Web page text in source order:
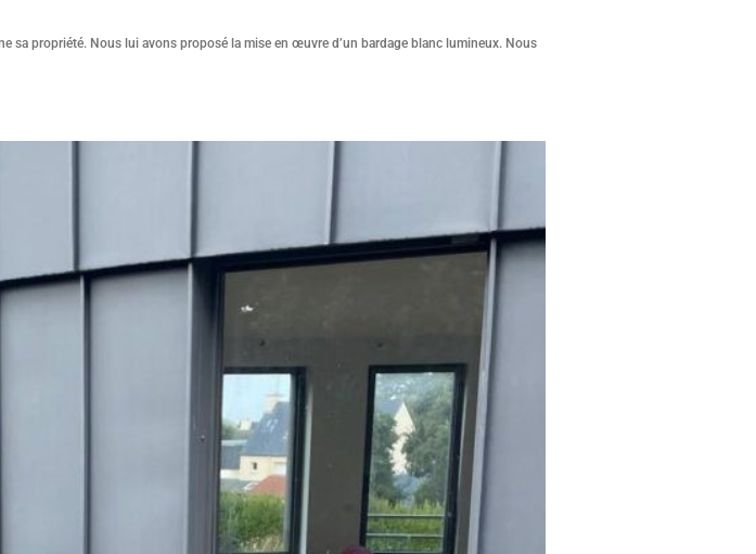
sa propriété. Nous lui avons proposé la mise en œuvre d’un bardage blanc lumineux. Nous